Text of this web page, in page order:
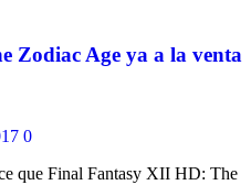
Zodiac Age ya a la venta
0
que Final Fantasy XII HD: The